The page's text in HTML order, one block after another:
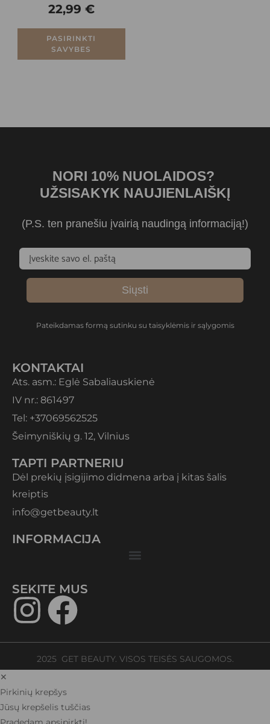
22,99 €
PASIRINKTI
SAVYBES
NORI 10% NUOLAIDOS?
UŽSISAKYK NAUJIENLAIŠKĮ
(P.S. ten pranešiu įvairią naudingą informaciją!)
Siųsti
Pateikdamas formą sutinku su taisyklėmis ir sąlygomis
KONTAKTAI
Ats. asm.: Eglė Sabaliauskienė
IV nr.: 861497
Tel: +37069562525
Šeimyniškių g. 12, Vilnius
TAPTI PARTNERIU
Dėl prekių įsigijimo didmena arba į kitas šalis
kreiptis
info@getbeauty.lt
INFORMACIJA
SEKITE MUS​
2025 GET BEAUTY. VISOS TEISĖS SAUGOMOS.
✕
Pirkinių krepšys
Jūsų krepšelis tuščias